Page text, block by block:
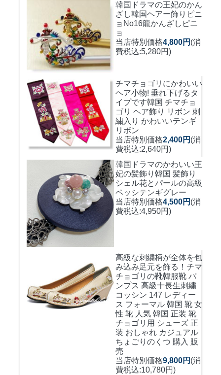
韓国ドラマの王妃のかん
ざし韓国ヘアー飾りピニ
ョNo16龍かんざしピニ
ョ
当店特別価格4,800円 (消
費税込:5,280円)
チマチョゴリにかわいい
ヘア小物! 垂れ下げるタ
イプです韓国 チマチョ
ゴリ ヘア飾り リボン 刺
繍入り かわいいテンギ
リボン
当店特別価格2,400円 (消
費税込:2,640円)
韓国ドラマのかわいい王
妃の髪飾り 韓国 髪飾り
シェル花とパールの高級
ペッシテンギグレー
当店特別価格4,500円 (消
費税込:4,950円)
高級な刺繍柄が全体を包
み込み足元を飾る！ チマ
チョゴリの靴韓服靴 パ
ンプス 高級十長生刺繍
コッシン 147 レディー
ス フォーマル 韓国 靴 女
性 靴 人気 韓国 正装 靴
チョゴリ用 シューズ 正
装 おしゃれ カジュアル
ちょごりのくつ 購入 販
売
当店特別価格9,800円 (消
費税込:10,780円)